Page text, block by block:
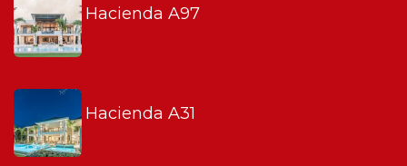
Hacienda A97
Hacienda A31